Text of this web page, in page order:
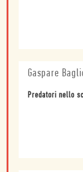
Gaspare
Predatori nello